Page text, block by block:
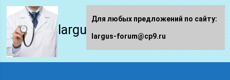
largus-forum.ru
Для любых предложений по сайту:
largus-forum@cp9.ru